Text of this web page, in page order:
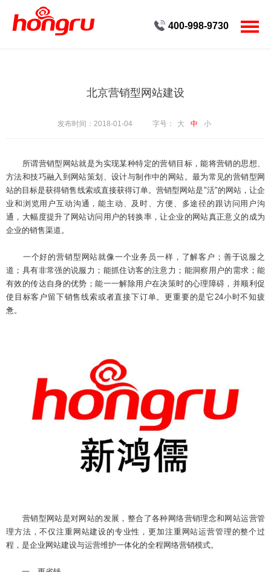
公司
新闻
人才
联系
400-998-9730
北京营销型网站建设
发布时间：2018-01-04 字号： 大 中 小
所谓营销型网站就是为实现某种特定的营销目标，能将营销的思想、
方法和技巧融入到网站策划、设计与制作中的网站。最为常见的营销型网
站的目标是获得销售线索或直接获得订单。营销型网站是"活"的网站，让企
业和浏览用户互动沟通，能主动、及时、方便、多途径的跟访问用户沟
通，大幅度提升了网站访问用户的转换率，让企业的网站真正意义的成为
企业的销售渠道。
一个好的营销型网站就像一个业务员一样，了解客户；善于说服之
道；具有非常强的说服力；能抓住访客的注意力；能洞察用户的需求；能
有效的传达自身的优势；能一一解除用户在决策时的心理障碍，并顺利促
使目标客户留下销售线索或者直接下订单。更重要的是它24小时不知疲
惫。
营销型网站是对网站的发展，整合了各种网络营销理念和网站运营管
理方法，不仅注重网站建设的专业性，更加注重网站运营管理的整个过
程，是企业网站建设与运营维护一体化的全程网络营销模式。